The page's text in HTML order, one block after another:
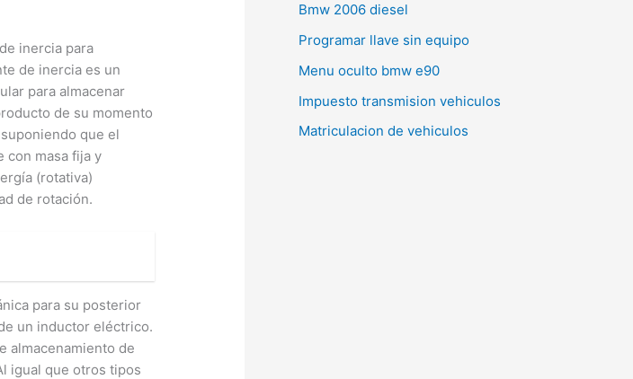
inercia para
de inercia es un
para almacenar
de su momento
que el
con masa fija y
(rotativa)
de rotación.
para su posterior
un inductor eléctrico.
almacenamiento de
igual que otros tipos
Bmw 2006 diesel
Programar llave sin equipo
Menu oculto bmw e90
Impuesto transmision vehiculos
Matriculacion de vehiculos